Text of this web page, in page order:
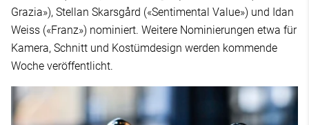
Grazia»), Stellan Skarsgård («Sentimental Value») und Idan
Weiss («Franz») nominiert. Weitere Nominierungen etwa für
Kamera, Schnitt und Kostümdesign werden kommende
Woche veröffentlicht.